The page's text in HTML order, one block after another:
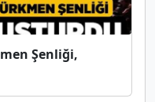
Şenliği,